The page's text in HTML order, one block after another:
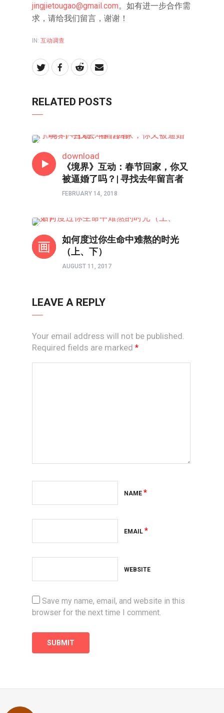
jingjietougao@gmail.com。如有进一步合作需
求，请给我们留言，谢谢！
IN: 互动调查
RELATED POSTS
download
《境界》互动：春节回家，你又
被逼婚了吗？| 寻找去年留言者
FEBRUARY 14, 2018
如何度过你生命中难熬的时光
（上、下）
AUGUST 11, 2017
LEAVE A REPLY
Your email address will not be published.
Required fields are marked *
NAME *
EMAIL *
WEBSITE
Save my name, email, and website in this
browser for the next time I comment.